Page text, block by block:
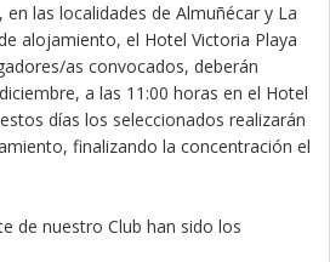
las localidades de Almuñécar y La
alojamiento, el Hotel Victoria Playa
as convocados, deberán
a las 11:00 horas en el Hotel
días los seleccionados realizarán
finalizando la concentración el
de nuestro Club han sido los